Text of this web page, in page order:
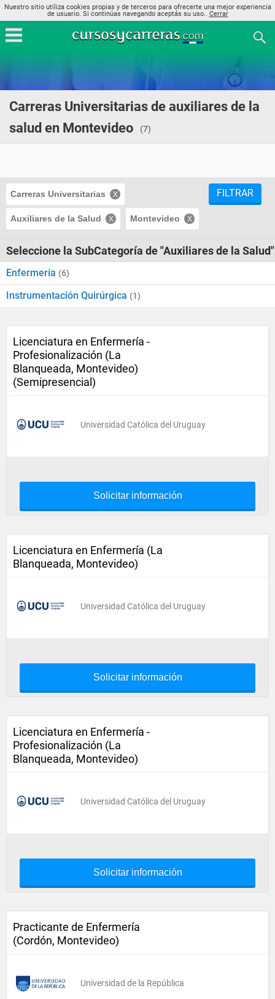
Nuestro sitio utiliza cookies propias y de terceros para ofrecerte una mejor experiencia
de usuario. Si continúas navegando aceptás su uso.. Cerrar
Carreras Universitarias de auxiliares de la
salud en Montevideo
(7)
Carreras Universitarias
Auxiliares de la Salud Montevideo
FILTRAR
Seleccione la SubCategoría de "Auxiliares de la Salud"
Enfermería (6)
Instrumentación Quirúrgica (1)
Licenciatura en Enfermería -
Profesionalización (La
Blanqueada, Montevideo)
(Semipresencial)
Universidad Católica del Uruguay
Solicitar información
Licenciatura en Enfermería (La
Blanqueada, Montevideo)
Universidad Católica del Uruguay
Solicitar información
Licenciatura en Enfermería -
Profesionalización (La
Blanqueada, Montevideo)
Universidad Católica del Uruguay
Solicitar información
Practicante de Enfermería
(Cordón, Montevideo)
Universidad de la República